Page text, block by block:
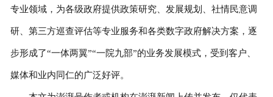
专业领域，为各级政府提供政策研究、发展规划、社情民意调
研、第三方巡查评估等专业服务和各类数字政府解决方案，逐
步形成了“一体两翼”“一院九部”的业务发展模式，受到客户、
媒体和业内同仁的广泛好评。